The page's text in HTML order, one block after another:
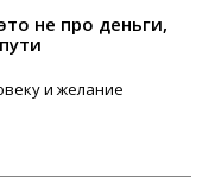
не про деньги,
и желание